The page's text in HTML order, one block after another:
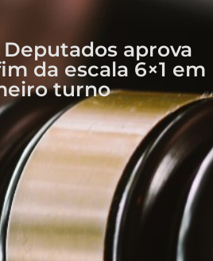
Deputados aprova
da escala 6×1 em
turno